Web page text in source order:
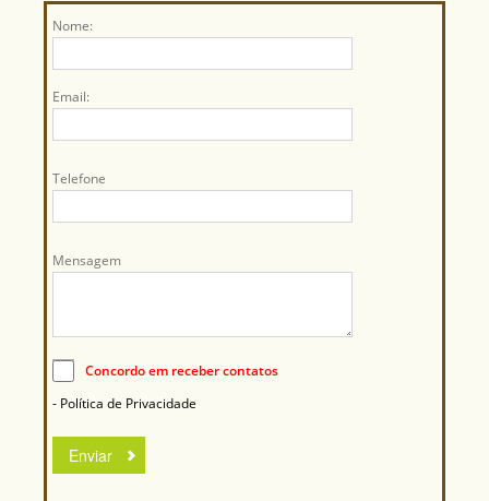
Nome:
Email:
Telefone
Mensagem
Concordo em receber contatos
- Política de Privacidade